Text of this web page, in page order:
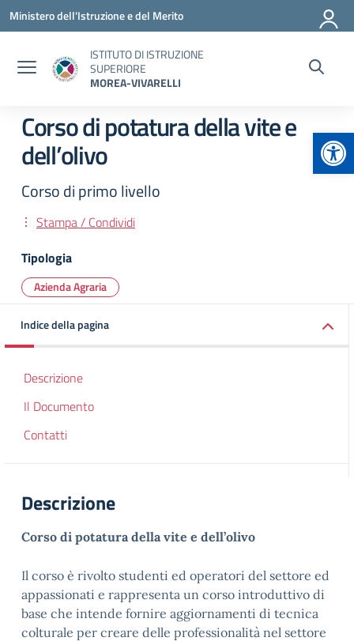
Vai ai contenuti
Vai al menu di navigazione
Vai al footer
Ministero dell'Istruzione e del Merito
ISTITUTO DI ISTRUZIONE
SUPERIORE
MOREA-VIVARELLI
Corso di potatura della vite e
dell’olivo
Corso di primo livello
Stampa / Condividi
Tipologia
Azienda Agraria
Indice della pagina
Descrizione
Il Documento
Contatti
Descrizione
Corso di potatura della vite e dell’olivo
Il corso è rivolto studenti ed operatori del settore ed
appassionati e rappresenta un corso introduttivo di
base che intende fornire aggiornamenti di tecnica
colturale per creare delle professionalità nel settore